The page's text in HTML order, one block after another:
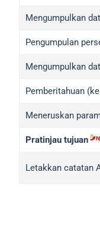
Mengumpulkan
Pengumpulan
Mengumpulkan
Pemberitahuan
Meneruskan
Pratinjau tujuan
Letakkan catatan